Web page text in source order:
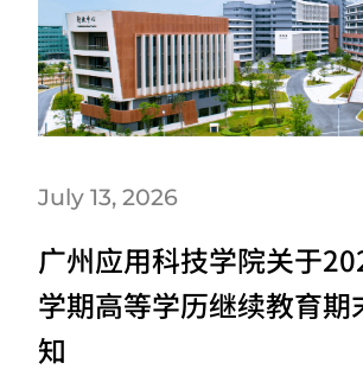
July 13, 2026
广州应用科技学院关于
学期高等学历继续教育期
知